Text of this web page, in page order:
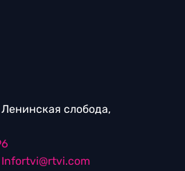
слобода,
Infortvi@rtvi.com